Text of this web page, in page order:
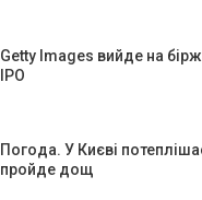
Getty Images вийде на
IPO
Погода. У Києві
пройде дощ